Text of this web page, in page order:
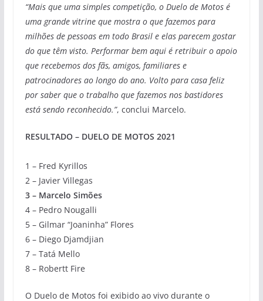
“Mais que uma simples competição, o Duelo de Motos é
uma grande vitrine que mostra o que fazemos para
milhões de pessoas em todo Brasil e elas parecem gostar
do que têm visto. Performar bem aqui é retribuir o apoio
que recebemos dos fãs, amigos, familiares e
patrocinadores ao longo do ano. Volto para casa feliz
por saber que o trabalho que fazemos nos bastidores
está sendo reconhecido.”, conclui Marcelo.
RESULTADO – DUELO DE MOTOS 2021
1 – Fred Kyrillos
2 – Javier Villegas
3 – Marcelo Simões
4 – Pedro Nougalli
5 – Gilmar “Joaninha” Flores
6 – Diego Djamdjian
7 – Tatá Mello
8 – Robertt Fire
O Duelo de Motos foi exibido ao vivo durante o